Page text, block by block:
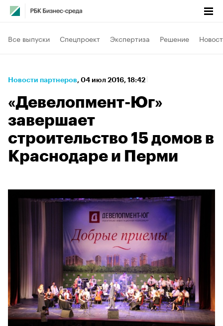
Все выпуски Спецпроект Экспертиза Решение
Новости партнеров⁠, 04 июл 2016, 18:42
«Девелопмент-Юг»
завершает
строительство 15 домов в
Краснодаре и Перми